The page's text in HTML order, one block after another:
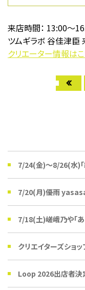
来店時間： 13:00〜
ツムギラボ 谷佳津臣
クリエーター情報は
7/24(金)〜8/26(水)「
7/20(月)優雨 yasasame「和紙
7/18(土)嵯峨乃や「あな
クリエイターズショッ
Loop 2026出店者決